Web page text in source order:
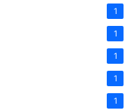
1
1
1
1
1